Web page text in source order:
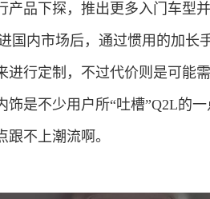
产品下探，推出更多入门车型
国内市场后，通过惯用的加长
进行定制，不过代价则是可能
饰是不少用户所“吐槽”Q2L的
不上潮流啊。